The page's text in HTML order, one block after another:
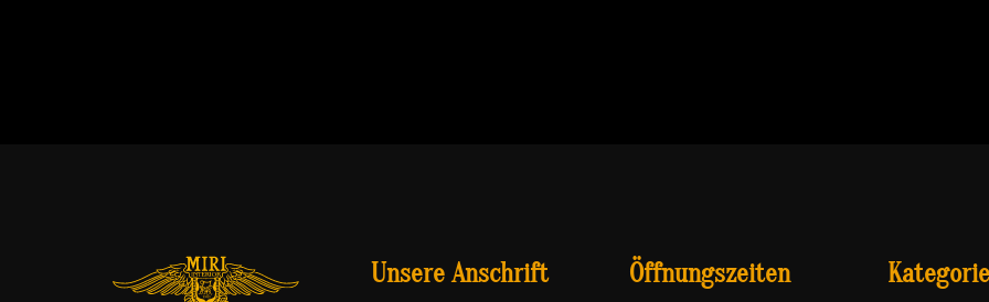
Unsere Anschrift Öffnungszeiten